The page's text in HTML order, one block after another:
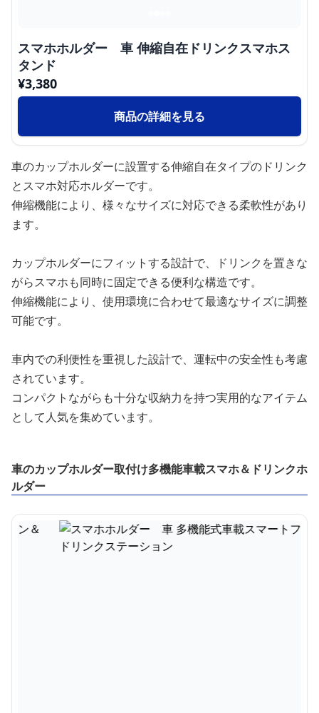
スマホホルダー 車 伸縮自在ドリンクスマホス
タンド
¥3,380
商品の詳細を見る
車のカップホルダーに設置する伸縮自在タイプのドリンク
とスマホ対応ホルダーです。
伸縮機能により、様々なサイズに対応できる柔軟性があり
ます。
カップホルダーにフィットする設計で、ドリンクを置きな
がらスマホも同時に固定できる便利な構造です。
伸縮機能により、使用環境に合わせて最適なサイズに調整
可能です。
車内での利便性を重視した設計で、運転中の安全性も考慮
されています。
コンパクトながらも十分な収納力を持つ実用的なアイテム
として人気を集めています。
車のカップホルダー取付け多機能車載スマホ＆ドリンクホ
ルダー